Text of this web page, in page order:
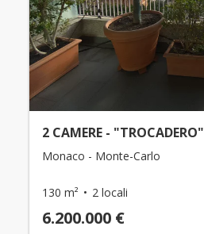
2 CAMERE - "TROCADERO"
Monaco - Monte-Carlo
130 m² 2 locali
6.200.000 €